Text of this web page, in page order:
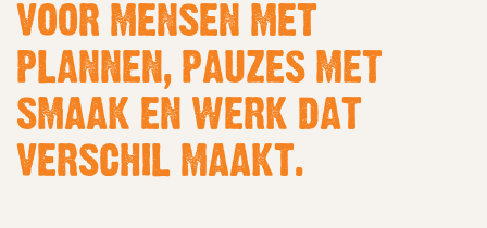
VOOR MENSEN MET
PLANNEN, PAUZES MET
SMAAK EN WERK DAT
VERSCHIL MAAKT.